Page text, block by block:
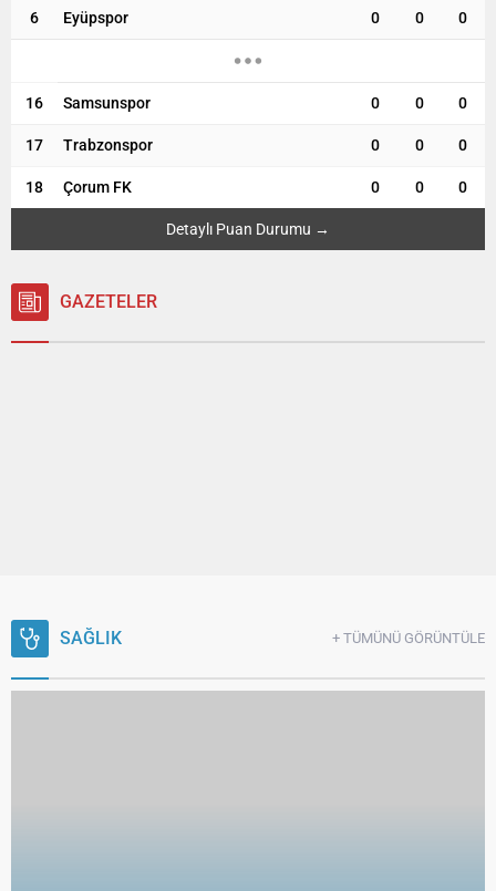
6 Eyüpspor 0 0 0
16 Samsunspor 0 0 0
17 Trabzonspor 0 0 0
18 Çorum FK 0 0 0
Detaylı Puan Durumu →
GAZETELER
SAĞLIK + TÜMÜNÜ GÖRÜNTÜLE